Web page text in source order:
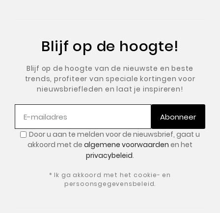
Blijf op de hoogte!
Blijf op de hoogte van de nieuwste en beste
trends, profiteer van speciale kortingen voor
nieuwsbriefleden en laat je inspireren!
Abonneer
Door u aan te melden voor de nieuwsbrief, gaat u
akkoord met de algemene voorwaarden en het
privacybeleid.
* Ik ga akkoord met het cookie- en
persoonsgegevensbeleid.